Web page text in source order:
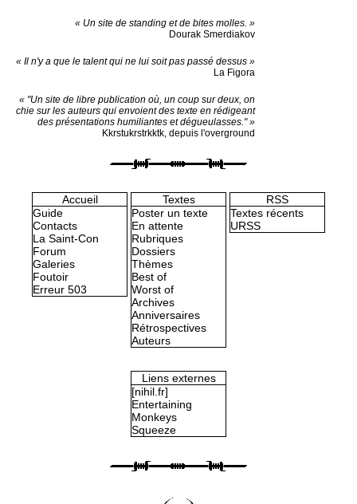
« Un site de standing et de bites molles. »
Dourak Smerdiakov
« Il n'y a que le talent qui ne lui soit pas passé dessus »
La Figora
« "Un site de libre publication où, un coup sur deux, on
chie sur les auteurs qui envoient des texte en rédigeant
des présentations humiliantes et dégueulasses." »
Kkrstukrstrkktk, depuis l'overground
Accueil
Guide
Contacts
La Saint-Con
Forum
Galeries
Foutoir
Erreur 503
Textes
Poster un texte
En attente
Rubriques
Dossiers
Thèmes
Best of
Worst of
Archives
Anniversaires
Rétrospectives
Auteurs
RSS
Textes récents
URSS
Liens externes
[nihil.fr]
Entertaining
Monkeys
Squeeze